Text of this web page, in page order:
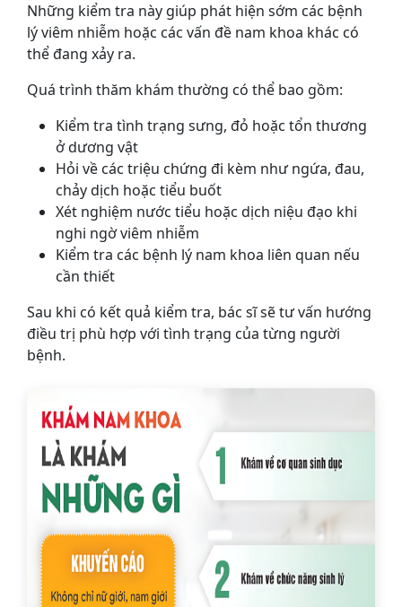
Những kiểm tra này giúp phát hiện sớm các bệnh
lý viêm nhiễm hoặc các vấn đề nam khoa khác có
thể đang xảy ra.
Quá trình thăm khám thường có thể bao gồm:
Kiểm tra tình trạng sưng, đỏ hoặc tổn thương
ở dương vật
Hỏi về các triệu chứng đi kèm như ngứa, đau,
chảy dịch hoặc tiểu buốt
Xét nghiệm nước tiểu hoặc dịch niệu đạo khi
nghi ngờ viêm nhiễm
Kiểm tra các bệnh lý nam khoa liên quan nếu
cần thiết
Sau khi có kết quả kiểm tra, bác sĩ sẽ tư vấn hướng
điều trị phù hợp với tình trạng của từng người
bệnh.